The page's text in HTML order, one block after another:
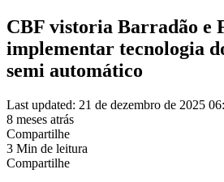
CBF vistoria Barradão e
implementar tecnologia
semi automático
Last updated: 21 de dezembro de 2025
8 meses atrás
Compartilhe
3 Min de leitura
Compartilhe